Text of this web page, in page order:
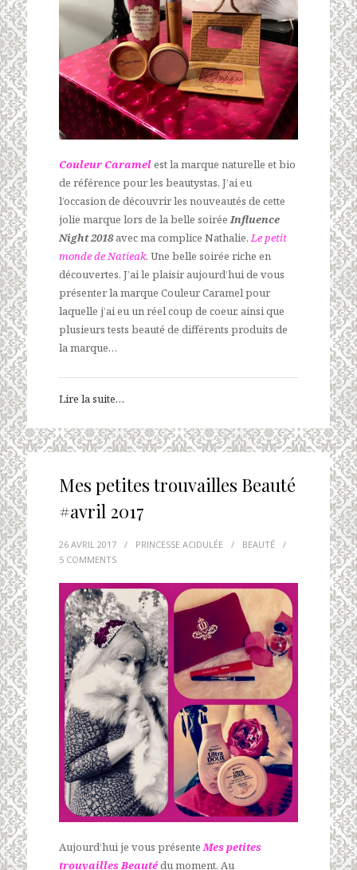
Couleur Caramelest la marque naturelle et bio
de référence pour les beautystas. J’ai eu
l’occasion de découvrir les nouveautés de cette
jolie marque lors de la belle soiréeInfluence
Night 2018avec ma complice Nathalie,Le petit
monde de Natieak. Une belle soirée riche en
découvertes. J’ai le plaisir aujourd’hui de vous
présenter la marque Couleur Caramel pour
laquelle j’ai eu un réel coup de coeur, ainsi que
plusieurs tests beauté de différents produits de
la marque…
Lire la suite…
Mes petites trouvailles Beauté
#avril 2017
26 AVRIL 2017 / PRINCESSE ACIDULÉE / BEAUTÉ
/
5 COMMENTS
Aujourd’hui je vous présenteMes petites
trouvailles Beautédu moment. Au